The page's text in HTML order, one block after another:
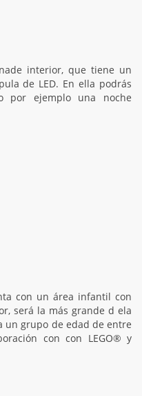
interior, que tiene un
de LED. En ella podrás
por ejemplo una noche
con un área infantil con
será la más grande d ela
un grupo de edad de entre
con con LEGO® y